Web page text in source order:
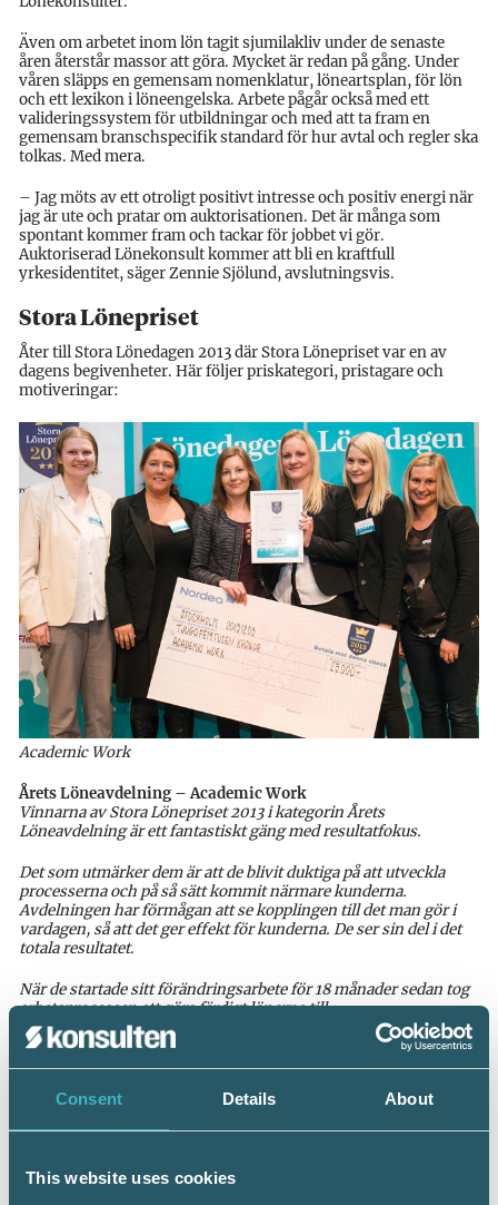
Consent Details About
This website uses cookies
Även om arbetet inom lön tagit sjumilakliv under de senaste
åren återstår massor att göra. Mycket är redan på gång. Under
våren släpps en gemensam nomenklatur, löneartsplan, för lön
och ett lexikon i löneengelska. Arbete pågår också med ett
valideringssystem för utbildningar och med att ta fram en
gemensam branschspecifik standard för hur avtal och regler ska
tolkas. Med mera.
– Jag möts av ett otroligt positivt intresse och positiv energi när
jag är ute och pratar om auktorisationen. Det är många som
spontant kommer fram och tackar för jobbet vi gör.
Auktoriserad Lönekonsult kommer att bli en kraftfull
yrkesidentitet, säger Zennie Sjölund, avslutningsvis.
Stora Lönepriset
Åter till Stora Lönedagen 2013 där Stora Lönepriset var en av
dagens begivenheter. Här följer priskategori, pristagare och
motiveringar:
Academic Work
Årets Löneavdelning – Academic Work
Vinnarna av Stora Lönepriset 2013 i kategorin Årets
Löneavdelning är ett fantastiskt gäng med resultatfokus.
Det som utmärker dem är att de blivit duktiga på att utveckla
processerna och på så sätt kommit närmare kunderna.
Avdelningen har förmågan att se kopplingen till det man gör i
vardagen, så att det ger effekt för kunderna. De ser sin del i det
totala resultatet.
När de startade sitt förändringsarbete för 18 månader sedan tog
arbetsprocessen att göra färdigt lönerna till
ekonomiavdelningen tio dagar. Nu gör man det på fem dagar.
Dessutom gör man det med samma resurser, utan att stressen
har ökat och med ökad kvalitet.